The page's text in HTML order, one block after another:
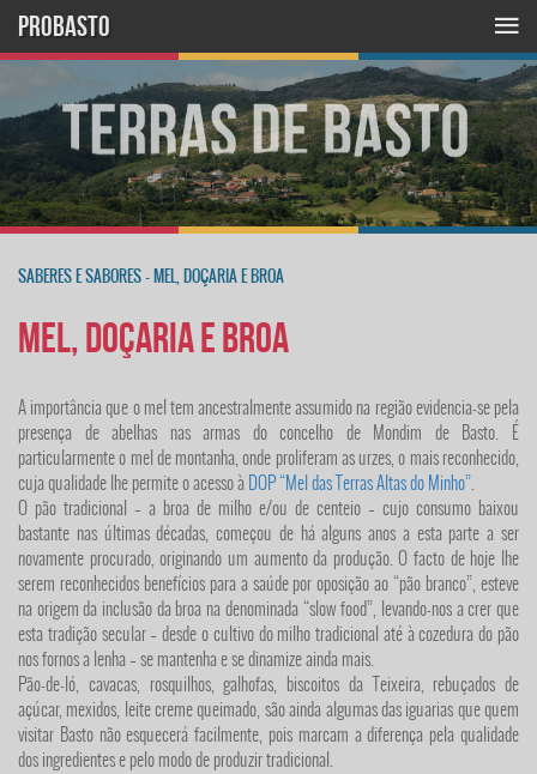
PROBASTO
SABERES E SABORES - MEL, DOÇARIA E BROA
Mel, Doçaria e Broa
A importância que o mel tem ancestralmente assumido na região evidencia-se pela
presença de abelhas nas armas do concelho de Mondim de Basto. É
particularmente o mel de montanha, onde proliferam as urzes, o mais reconhecido,
cuja qualidade lhe permite o acesso àDOP “Mel das Terras Altas do Minho”.
O pão tradicional – a broa de milho e/ou de centeio – cujo consumo baixou
bastante nas últimas décadas, começou de há alguns anos a esta parte a ser
novamente procurado, originando um aumento da produção. O facto de hoje lhe
serem reconhecidos benefícios para a saúde por oposição ao “pão branco”, esteve
na origem da inclusão da broa na denominada “slow food”, levando-nos a crer que
esta tradição secular – desde o cultivo do milho tradicional até à cozedura do pão
nos fornos a lenha – se mantenha e se dinamize ainda mais.
Pão-de-ló, cavacas, rosquilhos, galhofas, biscoitos da Teixeira, rebuçados de
açúcar, mexidos, leite creme queimado, são ainda algumas das iguarias que quem
visitar Basto não esquecerá facilmente, pois marcam a diferença pela qualidade
dos ingredientes e pelo modo de produzir tradicional.